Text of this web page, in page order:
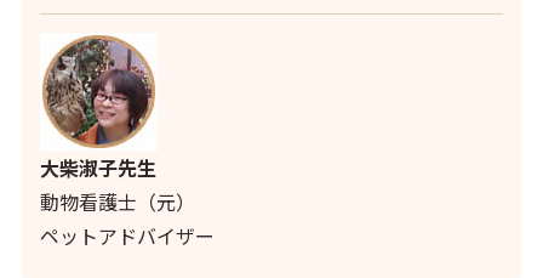
大柴淑子先生
動物看護士（元）
ペットアドバイザー